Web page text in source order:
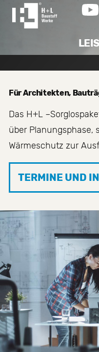
Für Architekten,
Das H+L
über Planungsphase,
Wärmeschutz zur
TERMINE UND